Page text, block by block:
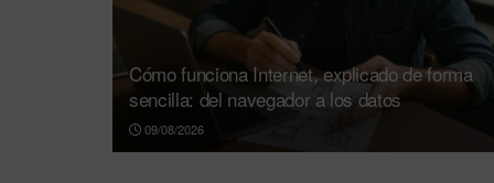
Cómo funciona Internet, explicado de forma
sencilla: del navegador a los datos
09/08/2026